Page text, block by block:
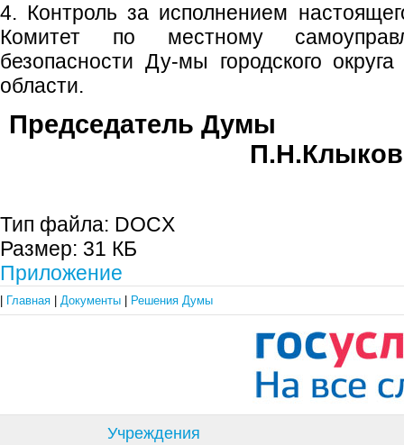
4. Контроль за исполнением
Комитет по местному
безопасности Ду-мы городского
области.
П.Н.Клыков
Тип файла: DOCX
Размер: 31 КБ
Приложение
Главная Документы Решения Думы
Учреждения